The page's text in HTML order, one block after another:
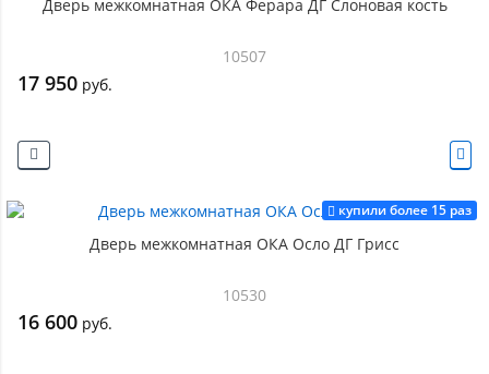
Дверь межкомнатная ОКА Ферара ДГ Слоновая кость
10507
17 950 руб.
купили более 15 раз
Дверь межкомнатная ОКА Осло ДГ Грисс
10530
16 600 руб.